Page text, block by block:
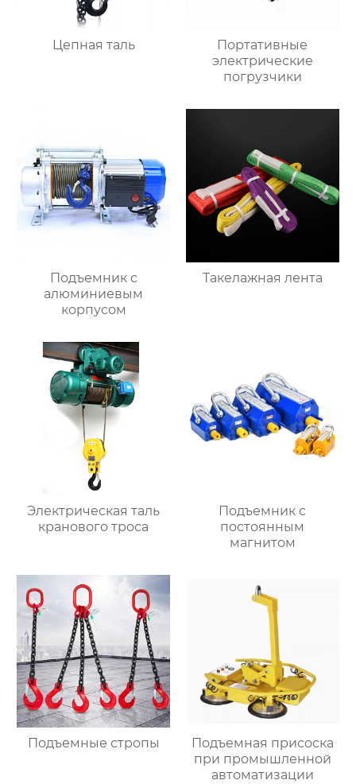
Цепная таль
Портативные
электрические
погрузчики
Подъемник с
алюминиевым
корпусом
Такелажная лента
Электрическая таль
кранового троса
Подъемник с
постоянным
магнитом
Подъемные стропы
Подъемная присоска
при промышленной
автоматизации